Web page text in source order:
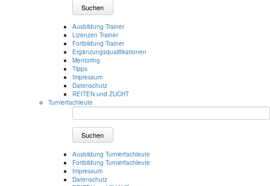
Suchen
Ausbildung Trainer
Lizenzen Trainer
Fortbildung Trainer
Ergänzungsqualifikationen
Mentoring
Tipps
Impressum
Datenschutz
REITEN und ZUCHT
Turnierfachleute
Suchen
Ausbildung Turnierfachleute
Fortbildung Turnierfachleute
Impressum
Datenschutz